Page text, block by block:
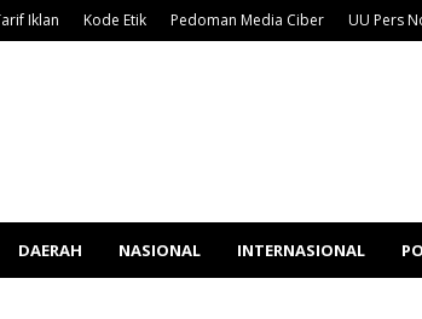
Iklan Kode Etik Pedoman Media Ciber UU Pers
DAERAH NASIONAL INTERNASIONAL